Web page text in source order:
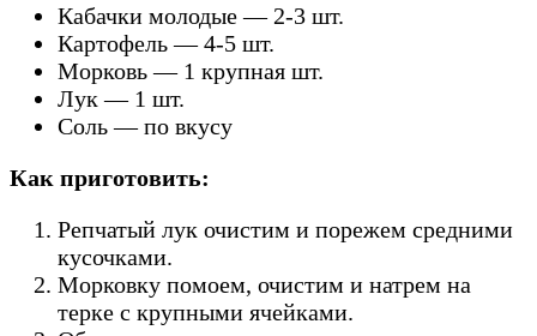
Кабачки молодые — 2-3 шт.
Картофель — 4-5 шт.
Морковь — 1 крупная шт.
Лук — 1 шт.
Соль — по вкусу
Как приготовить:
Репчатый лук очистим и порежем средними
кусочками.
Морковку помоем, очистим и натрем на
терке с крупными ячейками.